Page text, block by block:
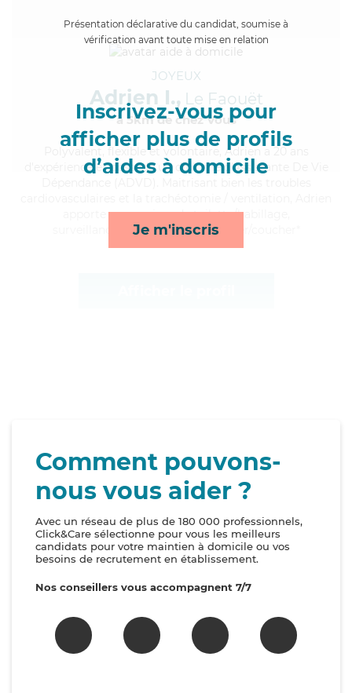
Présentation déclarative du candidat, soumise à
vérification avant toute mise en relation
Inscrivez-vous pour
afficher plus de profils
d’aides à domicile
Je m'inscris
JOYEUX
Adrien I., Le Faouët
à 5km de chez Vous
, flexible et volontaire, Adrien a 20 ans
d'expérience et possède un diplôme d'Assistante De Vie
apporte ses services de toilette/habillage,
surveillance de nuit, rappels et lever/coucher*
Comment pouvons-
nous vous aider ?
Avec un réseau de plus de 180 000 professionnels,
Click&Care sélectionne pour vous les meilleurs
candidats pour votre maintien à domicile ou vos
besoins de recrutement en établissement.
Nos conseillers vous accompagnent 7/7